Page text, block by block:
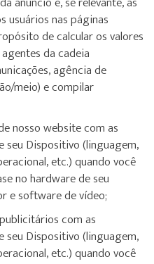
usuários nas páginas
de calcular os valores
da cadeia
agência de
meio) e compilar
nosso website com as
seu Dispositivo (linguagem,
etc.) quando você
no hardware de seu
e software de vídeo;
com as
seu Dispositivo (linguagem,
etc.) quando você